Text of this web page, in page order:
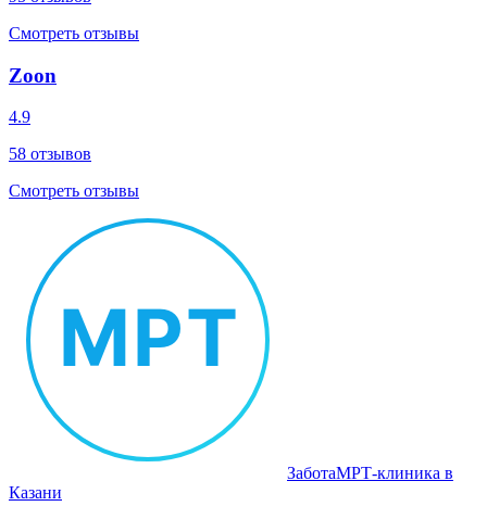
Смотреть отзывы
Zoon
4.9
58 отзывов
Смотреть отзывы
ЗаботаМРТ‑клиника в
Казани